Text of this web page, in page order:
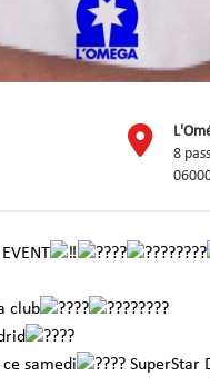
8
club
samedi
SuperStar